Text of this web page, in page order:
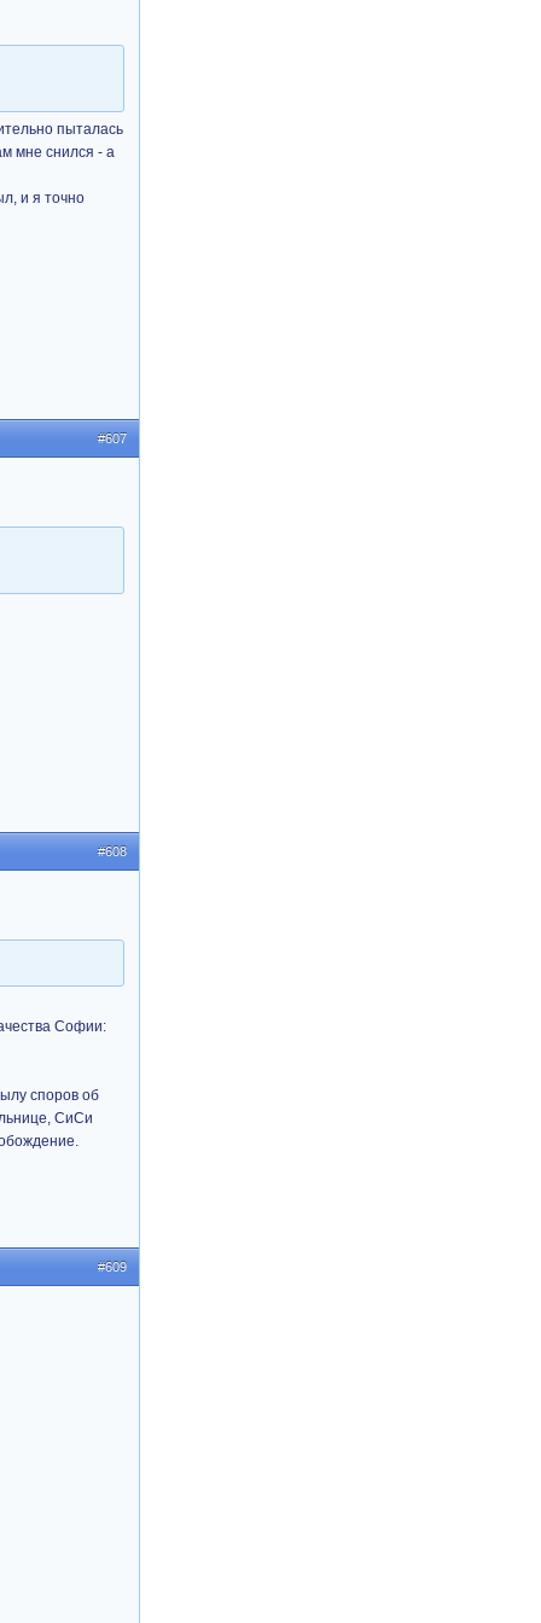
пыталась
мне снился - а
и я точно
#607
#608
Софии:
споров об
СиСи
#609